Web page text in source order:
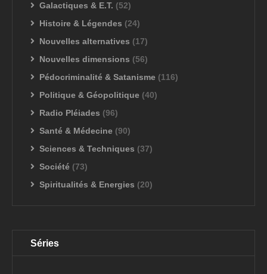
Galactiques & E.T. (52)
Histoire & Légendes (24)
Nouvelles alternatives (17)
Nouvelles dimensions (56)
Pédocriminalité & Satanisme (116)
Politique & Géopolitique (40)
Radio Pléiades (96)
Santé & Médecine (90)
Sciences & Techniques (37)
Société (73)
Spiritualités & Energies (20)
Séries